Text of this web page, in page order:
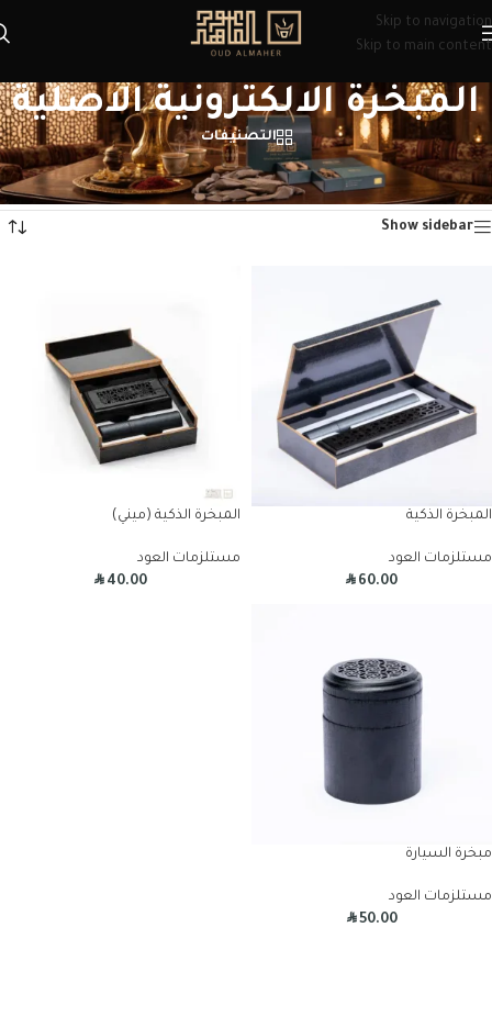
Skip to navigation
Skip to main content
المبخرة الالكترونية الاصلية
التصنيفات
الرئيسية/منتجات تحت الوسم “المبخرة الالكترونية الاصلية”
عرض ⁦3⁩ من كل النتائج
Show sidebar
المبخرة الذكية
مستلزمات العود
R60.00
المبخرة الذكية (ميني)
مستلزمات العود
R40.00
مبخرة السيارة
مستلزمات العود
R50.00